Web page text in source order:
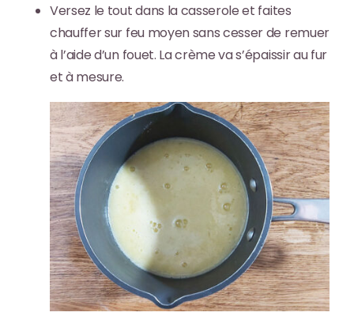
Versez le tout dans la casserole et faites
chauffer sur feu moyen sans cesser de remuer
à l’aide d’un fouet. La crème va s’épaissir au fur
et à mesure.